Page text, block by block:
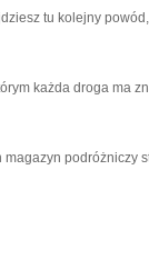
tu kolejny
każda droga ma
magazyn podróżniczy